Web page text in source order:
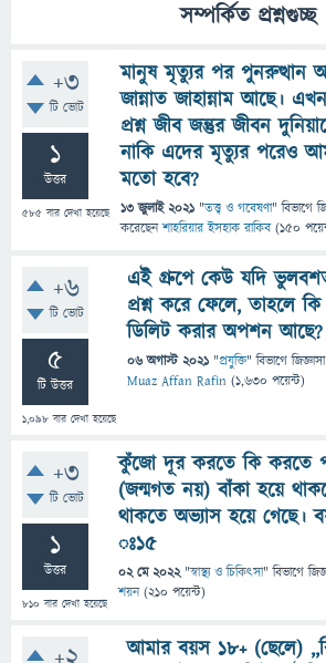
সম্পর্কিত প্রশ্নগুচ্ছ
+3
টি ভোট
1
উত্তর
585 বার দেখা হয়েছে
মানুষ মৃত্যুর পর পুনরুত্থান
জান্নাত জাহান্নাম আছে।
প্রশ্ন জীব জন্তুর জীবন
নাকি এদের মৃত্যুর পরেও
মতো হবে?
13 জুলাই 2021 "তত্ত্ব ও গবেষণা" বিভাগে
করেছেনশাহরিয়ার ইসহাক রাকিব (150
+6
টি ভোট
5
টি উত্তর
1,098 বার দেখা হয়েছে
এই গ্রুপে কেউ যদি
প্রশ্ন করে ফেলে, তাহলে
ডিলিট করার অপশন আছে?
06 অগাস্ট 2021 "প্রযুক্তি" বিভাগে
Muaz Affan Rafin (1,630 পয়েন্ট)
+3
টি ভোট
1
উত্তর
810 বার দেখা হয়েছে
কুঁজো দূর করতে কি করতে
(জন্মগত নয়) বাঁকা হয়ে
থাকতে অভ্যাস হয়ে গেছে।
ঃ১৫
02 মে 2022 "স্বাস্থ্য ও চিকিৎসা" বিভাগে
শয়ন (210 পয়েন্ট)
আমার বয়স ১৮+ (ছেলে)